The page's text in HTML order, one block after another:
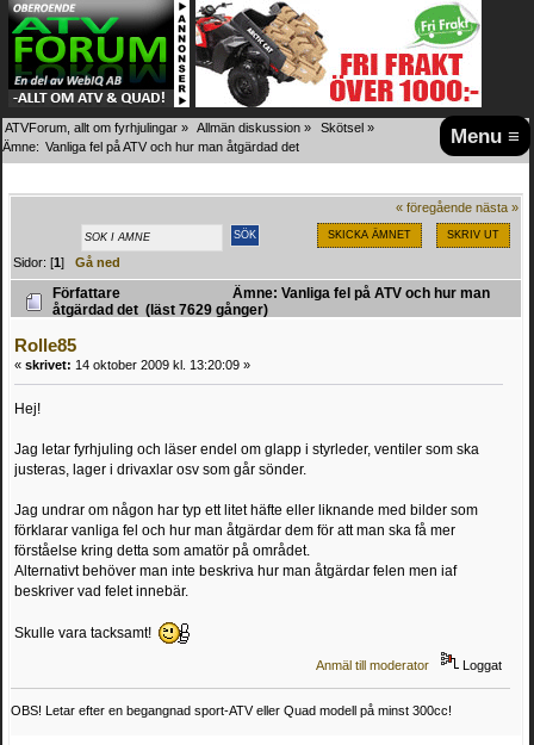
Menu ≡
ATVForum, allt om fyrhjulingar » Allmän diskussion » Skötsel»
Ämne: Vanliga fel på ATV och hur man åtgärdad det
« föregående nästa »
SKICKA ÄMNET SKRIV UT
Sidor: [1]Gå ned
Författare
Ämne: Vanliga fel på ATV och hur man
åtgärdad det (läst 7629 gånger)
Rolle85
« skrivet: 14 oktober 2009 kl. 13:20:09 »
Hej!
Jag letar fyrhjuling och läser endel om glapp i styrleder, ventiler som ska
justeras, lager i drivaxlar osv som går sönder.
Jag undrar om någon har typ ett litet häfte eller liknande med bilder som
förklarar vanliga fel och hur man åtgärdar dem för att man ska få mer
förståelse kring detta som amatör på området.
Alternativt behöver man inte beskriva hur man åtgärdar felen men iaf
beskriver vad felet innebär.
Skulle vara tacksamt!
Anmäl till moderator Loggat
OBS! Letar efter en begangnad sport-ATV eller Quad modell på minst 300cc!